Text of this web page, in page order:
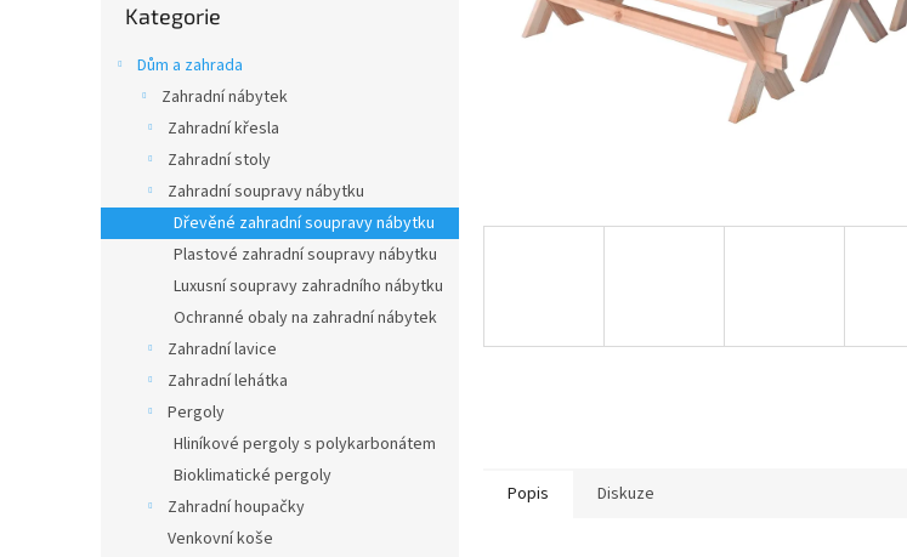
kategorie
Kategorie
Dům a zahrada
Zahradní nábytek
Zahradní křesla
Zahradní stoly
Zahradní soupravy nábytku
Dřevěné zahradní soupravy nábytku
Plastové zahradní soupravy nábytku
Luxusní soupravy zahradního nábytku
Ochranné obaly na zahradní nábytek
Zahradní lavice
Zahradní lehátka
Pergoly
Hliníkové pergoly s polykarbonátem
Bioklimatické pergoly
Zahradní houpačky
Venkovní koše
Popis Diskuze